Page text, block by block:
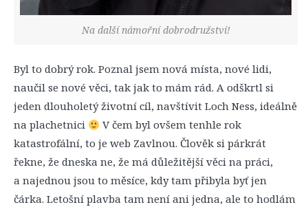
Na další námořní dobrodružství!
Byl to dobrý rok. Poznal jsem nová místa, nové lidi,
naučil se nové věci, tak jak to mám rád. A odškrtl si
jeden dlouholetý životní cíl, navštívit Loch Ness, ideálně
na plachetnici
V čem byl ovšem tenhle rok
katastrofální, to je web Zavlnou. Člověk si párkrát
řekne, že dneska ne, že má důležitější věci na práci,
a najednou jsou to měsíce, kdy tam přibyla byť jen
čárka. Letošní plavba tam není ani jedna, ale to hodlám